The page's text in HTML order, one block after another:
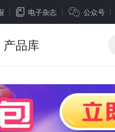
电子杂志 公众号
产品库